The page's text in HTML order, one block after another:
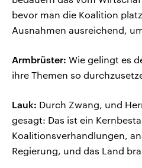
bevor man die Koalition
Ausnahmen ausreichend,
Armbrüster: Wie gelingt es
ihre Themen so
Lauk: Durch Zwang, und
gesagt: Das ist ein
Koalitionsverhandlungen,
Regierung, und das Land